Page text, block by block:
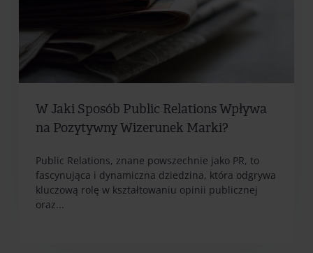
W Jaki Sposób Public Relations Wpływa
na Pozytywny Wizerunek Marki?
Public Relations, znane powszechnie jako PR, to
fascynująca i dynamiczna dziedzina, która odgrywa
kluczową rolę w kształtowaniu opinii publicznej
oraz...